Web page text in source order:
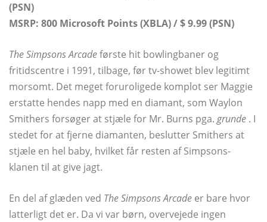
(PSN)
MSRP: 800 Microsoft Points (XBLA) / $ 9.99 (PSN)
The Simpsons Arcadeførste hit bowlingbaner og
fritidscentre i 1991, tilbage, før tv-showet blev legitimt
morsomt. Det meget foruroligede komplot ser Maggie
erstatte hendes napp med en diamant, som Waylon
Smithers forsøger at stjæle for Mr. Burns pga. grunde . I
stedet for at fjerne diamanten, beslutter Smithers at
stjæle en hel baby, hvilket får resten af ​​Simpsons-
klanen til at give jagt.
En del af glæden ved The Simpsons Arcade er bare hvor
latterligt det er. Da vi var børn, overvejede ingen